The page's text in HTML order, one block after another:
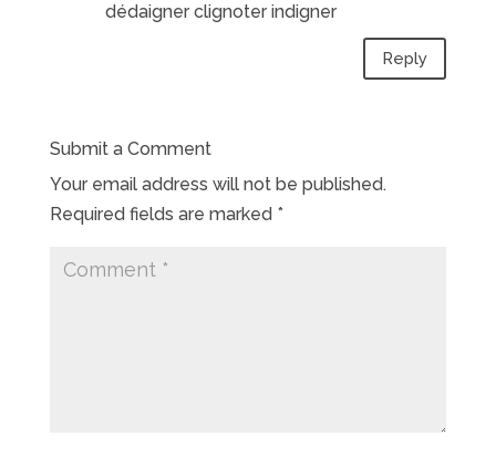
dédaigner clignoter indigner
Reply
Submit a Comment
Your email address will not be published.
Required fields are marked *